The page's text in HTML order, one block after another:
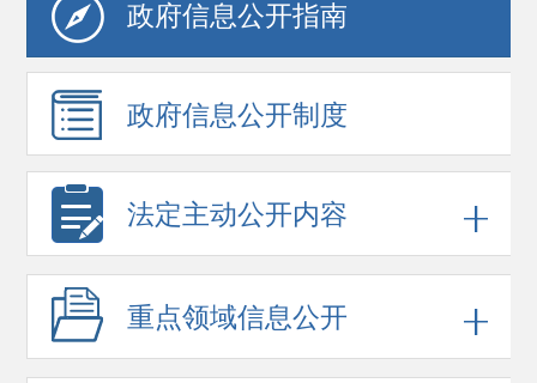
政府信息公开指南
政府信息公开制度
法定主动公开内容
重点领域信息公开